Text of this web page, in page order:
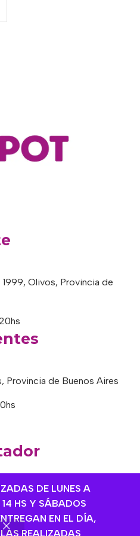
DE LUNES A
14 HS Y SÁBADOS
EN EL DÍA,
REALIZADAS
Olivos, Provincia de
Provincia de Buenos Aires
López, Provincia de
13hs / 16hs a 20hs